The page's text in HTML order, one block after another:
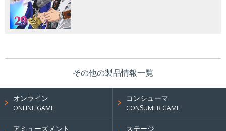
その他の製品情報一覧
オンライン
ONLINE GAME
コンシューマ
CONSUMER GAME
アミューズメント ステージ